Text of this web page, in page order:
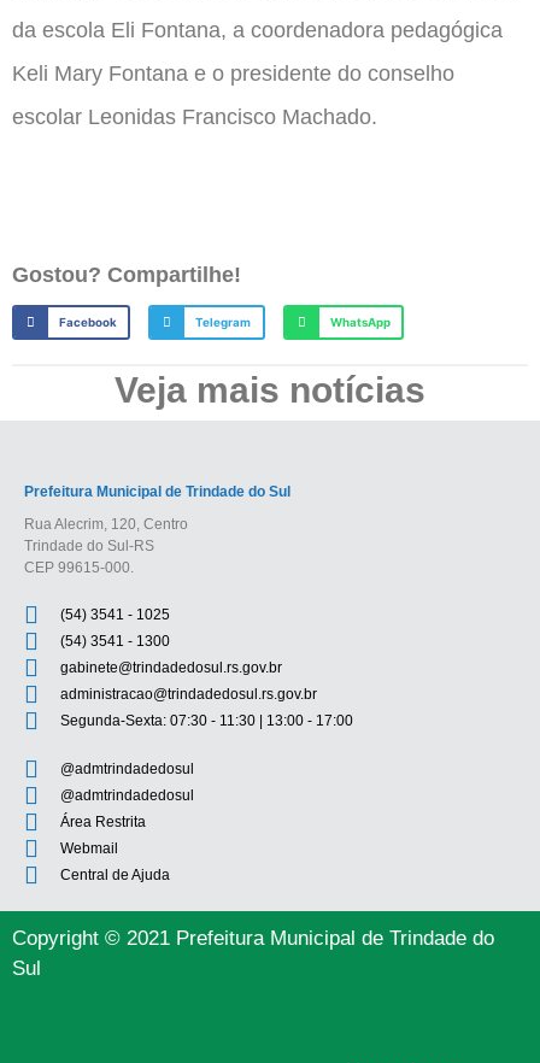
da escola Eli Fontana, a coordenadora pedagógica
Keli Mary Fontana e o presidente do conselho
escolar Leonidas Francisco Machado.
Gostou? Compartilhe!
Facebook Telegram WhatsApp
Veja mais notícias
Prefeitura Municipal de Trindade do Sul
Rua Alecrim, 120, Centro
Trindade do Sul-RS
CEP 99615-000.
(54) 3541 - 1025
(54) 3541 - 1300
gabinete@trindadedosul.rs.gov.br
administracao@trindadedosul.rs.gov.br
Segunda-Sexta: 07:30 - 11:30 | 13:00 - 17:00
@admtrindadedosul
@admtrindadedosul
Área Restrita
Webmail
Central de Ajuda
Copyright © 2021 Prefeitura Municipal de Trindade do
Sul